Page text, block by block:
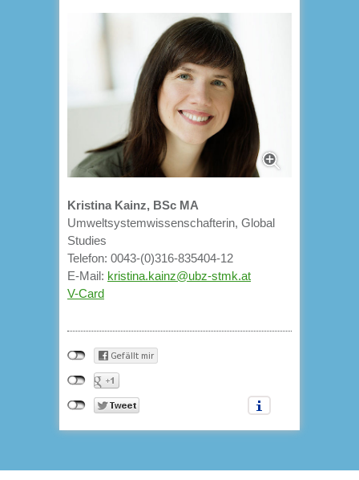
Kristina Kainz, BSc MA
Umweltsystemwissenschafterin, Global
Studies
Telefon: 0043-(0)316-835404-12
E-Mail: kristina.kainz@ubz-stmk.at
V-Card